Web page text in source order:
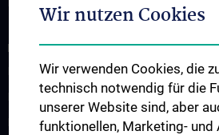
FORSCHUNG
Forschung Institut für Pathophysiologie
Forschung Institut für Immunologie
Forschung Institut für Hygiene und
Wir nutzen Cookies
Wir verwenden Cookies, die
technisch notwendig für die
unserer Website sind, aber
funktionellen, Marketing- und